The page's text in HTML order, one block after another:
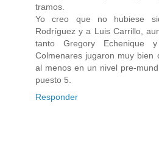
tramos.
Yo creo que no hubiese
Rodríguez y a Luis Carrillo,
tanto Gregory Echenique
Colmenares jugaron muy bien
al menos en un nivel pre-
puesto 5.
Responder